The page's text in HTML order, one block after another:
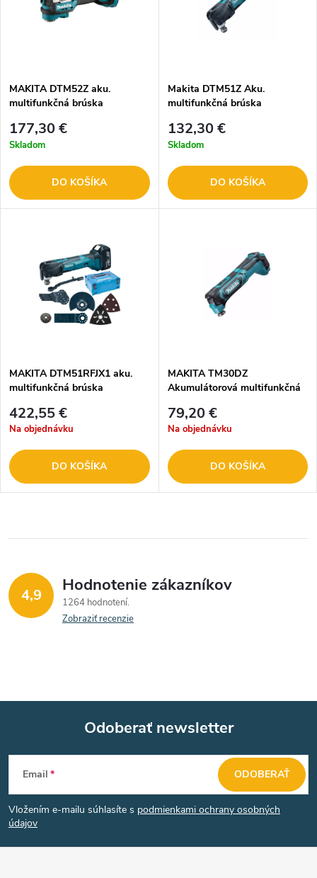
MAKITA DTM52Z aku.
multifunkčná brúska
177,30 €
Skladom
DO KOŠÍKA
Makita DTM51Z Aku.
multifunkčná brúska
132,30 €
Skladom
DO KOŠÍKA
MAKITA DTM51RFJX1 aku.
multifunkčná brúska
422,55 €
Na objednávku
DO KOŠÍKA
MAKITA TM30DZ
Akumulátorová multifunkčná
79,20 €
Na objednávku
DO KOŠÍKA
4,9 Hodnotenie zákazníkov
1264 hodnotení
Zobraziť recenzie
Z
á
p
Odoberať newsletter
Email
Vložením e-mailu súhlasíte s podmienkami ochrany osobných
údajov
ODOBERAŤ